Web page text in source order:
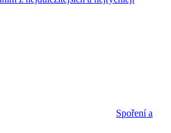
Spoření a